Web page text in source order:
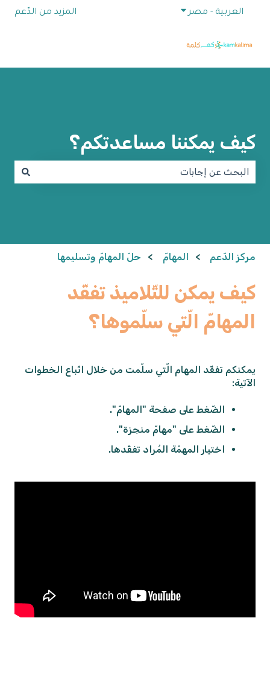
العربية - مصر إظهار القائمة الفرعية للترجماتالمزيد من الدّعم
كيف يمكننا مساعدتكم؟
مركز الدّعم المهامّ حلّ المهامّ وتسليمها
كيف يمكن للتّلاميذ تفقّد
المهامّ الّتي سلّموها؟
يمكنكم تفقّد المهام الّتي سلّمت من خلال اتّباع الخطوات
الآتية:
الضّغط على صفحة "المهامّ".
الضّغط على "مهامّ منجزة".
اختيار المهمّة المُراد تفقّدها.